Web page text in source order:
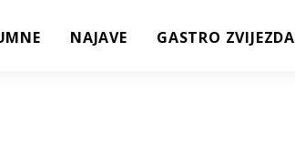
NAJAVE GASTRO ZVIJEZDA